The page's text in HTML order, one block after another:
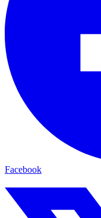
Facebook